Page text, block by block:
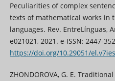
Peculiarities of complex
texts of mathematical works in
languages. Rev. EntreLínguas,
e021021, 2021. e-ISSN: 2447-
https://doi.org/10.29051/
ZHONDOROVA, G. E.